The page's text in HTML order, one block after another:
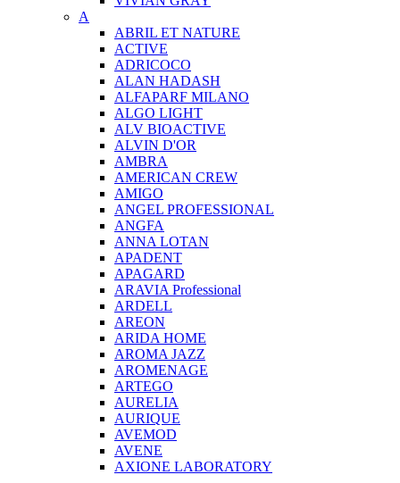
A
ABRIL ET NATURE
ACTIVE
ADRICOCO
ALAN HADASH
ALFAPARF MILANO
ALGO LIGHT
ALV BIOACTIVE
ALVIN D'OR
AMBRA
AMERICAN CREW
AMIGO
ANGEL PROFESSIONAL
ANGFA
ANNA LOTAN
APADENT
APAGARD
ARAVIA Professional
ARDELL
AREON
ARIDA HOME
AROMA JAZZ
AROMENAGE
ARTEGO
AURELIA
AURIQUE
AVEMOD
AVENE
AXIONE LABORATORY